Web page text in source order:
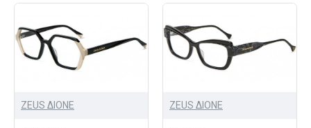
ZEUS ΔIONE ZEUS ΔIONE